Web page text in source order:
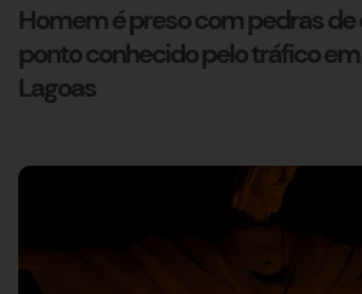
Homem é preso com pedras
ponto conhecido pelo tráfico
Lagoas